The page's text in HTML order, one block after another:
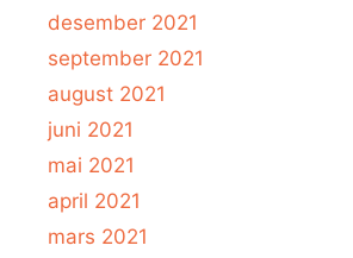
desember 2021
september 2021
august 2021
juni 2021
mai 2021
april 2021
mars 2021